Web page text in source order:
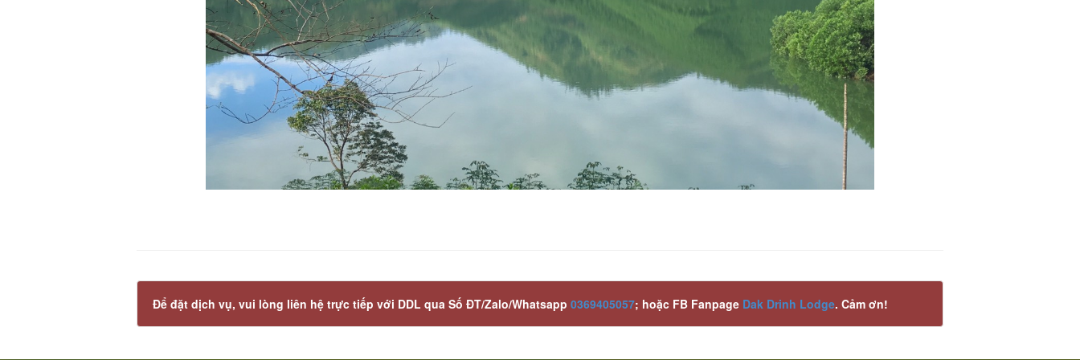
Để đặt dịch vụ, vui lòng liên hệ trực tiếp với DDL qua Số ĐT/Zalo/Whatsapp 0369405057; hoặc FB Fanpage Dak Drinh Lodge. Cảm ơn!